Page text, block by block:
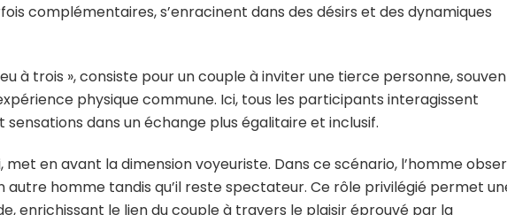
complémentaires, s’enracinent dans des désirs et des dynamiques
à trois », consiste pour un couple à inviter une tierce personne,
physique commune. Ici, tous les participants interagissent
dans un échange plus égalitaire et inclusif.
met en avant la dimension voyeuriste. Dans ce scénario, l’homme
autre homme tandis qu’il reste spectateur. Ce rôle privilégié permet
enrichissant le lien du couple à travers le plaisir éprouvé par la